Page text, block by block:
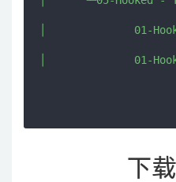
│              01-